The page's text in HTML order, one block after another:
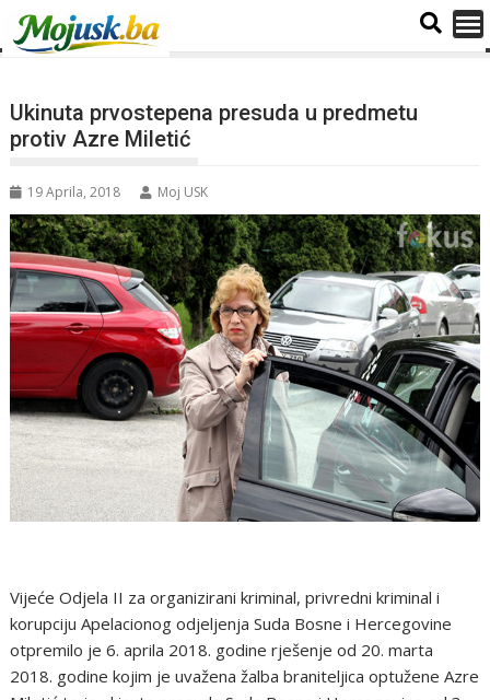
Ukinuta prvostepena presuda u predmetu
protiv Azre Miletić
19 Aprila, 2018 Moj USK
Vijeće Odjela II za organizirani kriminal, privredni kriminal i
korupciju Apelacionog odjeljenja Suda Bosne i Hercegovine
otpremilo je 6. aprila 2018. godine rješenje od 20. marta
2018. godine kojim je uvažena žalba braniteljica optužene Azre